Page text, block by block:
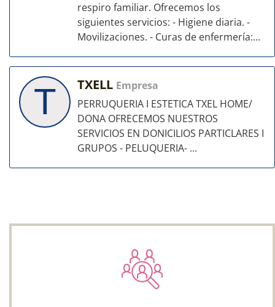
respiro familiar. Ofrecemos los
siguientes servicios: - Higiene diaria. -
Movilizaciones. - Curas de enfermería:...
T TXELL Empresa
PERRUQUERIA I ESTETICA TXEL HOME/
DONA OFRECEMOS NUESTROS
SERVICIOS EN DONICILIOS PARTICLARES I
GRUPOS - PELUQUERIA- ...